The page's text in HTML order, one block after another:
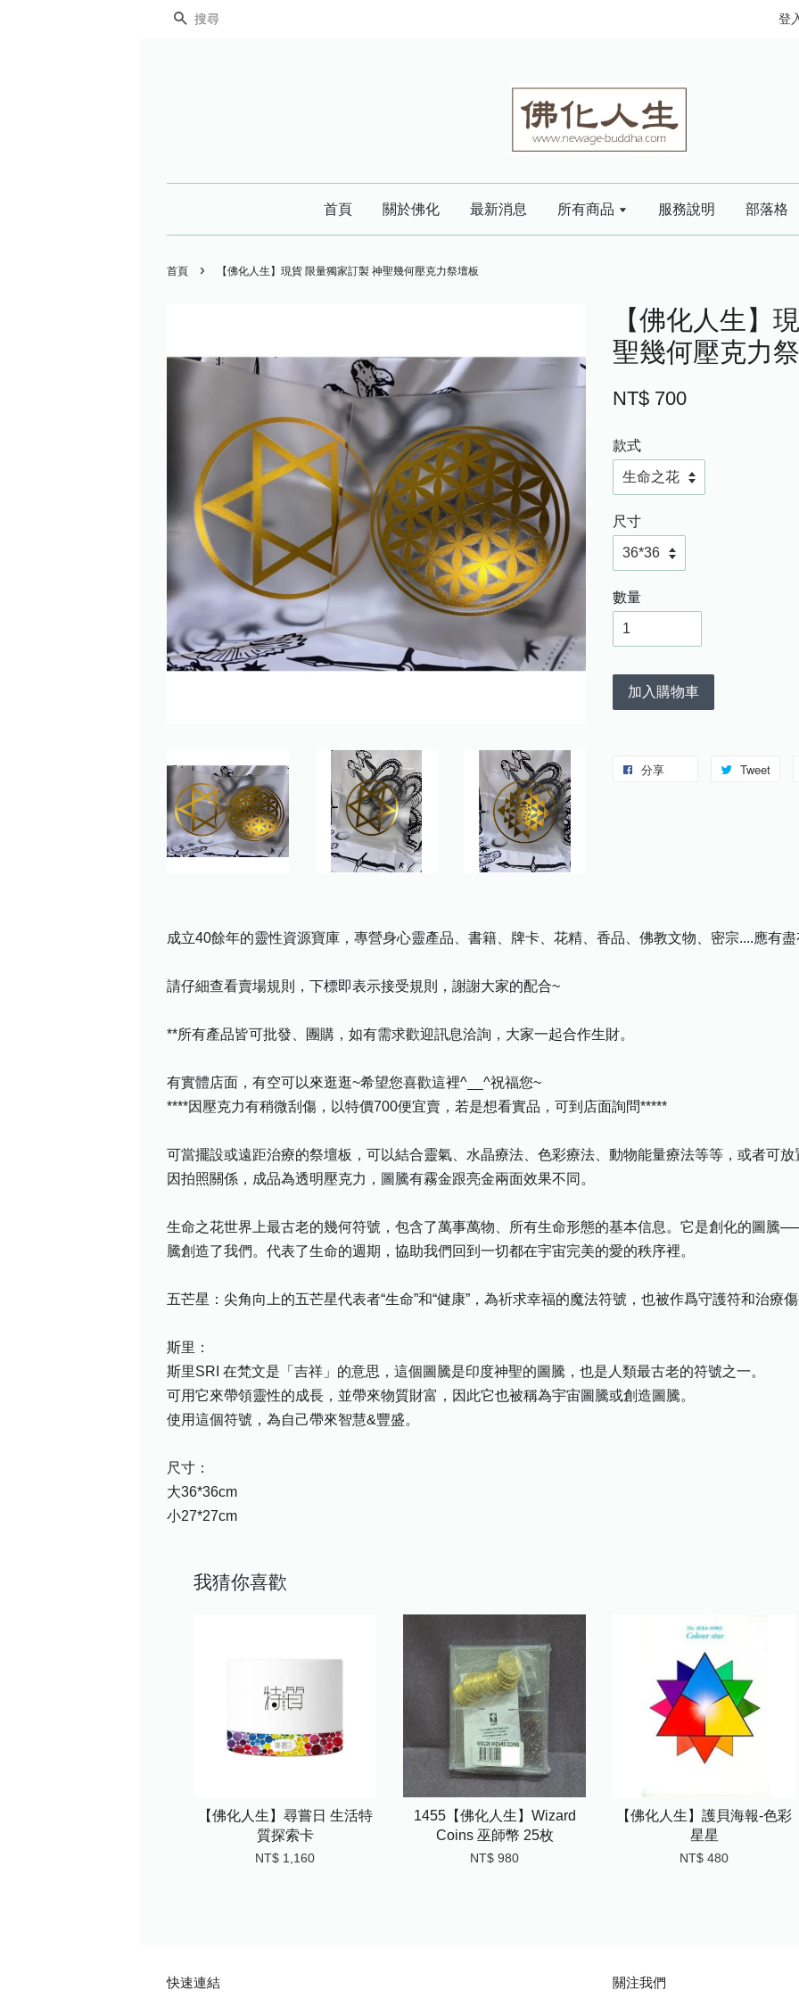
搜尋 登
首頁 關於佛化 最新消息 所有商品 服務說明 部落格
首頁 › 【佛化人生】現貨 限量獨家訂製 神聖幾何壓克力祭壇板
【佛化人生】
聖幾何壓克力
NT$ 700
款式
尺寸
數量
加入購物車
分享 Tweet
成立40餘年的靈性資源寶庫，專營身心靈產品、書籍、牌卡、花精、香品、佛教文物、密宗....應有盡
請仔細查看賣場規則，下標即表示接受規則，謝謝大家的配合~
**所有產品皆可批發、團購，如有需求歡迎訊息洽詢，大家一起合作生財。
有實體店面，有空可以來逛逛~希望您喜歡這裡^__^祝福您~
****因壓克力有稍微刮傷，以特價700便宜賣，若是想看實品，可到店面詢問*****
可當擺設或遠距治療的祭壇板，可以結合靈氣、水晶療法、色彩療法、動物能量療法等等，或者可放
因拍照關係，成品為透明壓克力，圖騰有霧金跟亮金兩面效果不同。
生命之花世界上最古老的幾何符號，包含了萬事萬物、所有生命形態的基本信息。它是創化的圖騰
騰創造了我們。代表了生命的週期，協助我們回到一切都在宇宙完美的愛的秩序裡。
五芒星：尖角向上的五芒星代表者“生命”和“健康”，為祈求幸福的魔法符號，也被作爲守護符和治療
斯里：
斯里SRI 在梵文是「吉祥」的意思，這個圖騰是印度神聖的圖騰，也是人類最古老的符號之一。
可用它來帶領靈性的成長，並帶來物質財富，因此它也被稱為宇宙圖騰或創造圖騰。
使用這個符號，為自己帶來智慧&豐盛。
尺寸：
大36*36cm
小27*27cm
我猜你喜歡
【佛化人生】尋嘗日 生活特
質探索卡
NT$ 1,160
1455【佛化人生】Wizard
Coins 巫師幣 25枚
NT$ 980
【佛化人生】護貝海報-色彩
星星
NT$ 480
快速連結 關注我們